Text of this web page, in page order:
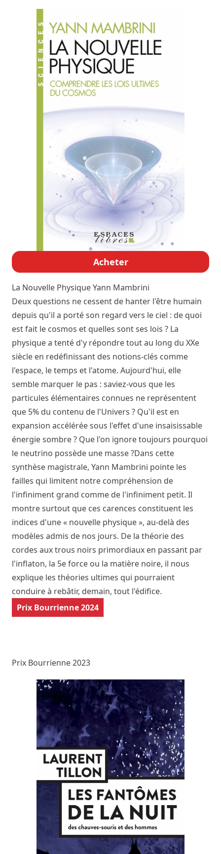
Acheter
La Nouvelle PhysiqueYann Mambrini
Deux questions ne cessent de hanter l'être humain
depuis qu'il a porté son regard vers le ciel : de quoi
est fait le cosmos et quelles sont ses lois ? La
physique a tenté d'y répondre tout au long du XXe
siècle en redéfinissant des notions-clés comme
l'espace, le temps et l'atome. Aujourd'hui, elle
semble marquer le pas : saviez-vous que les
particules élémentaires connues ne représentent
que 5% du contenu de l'Univers ? Qu'il est en
expansion accélérée sous l'effet d'une insaisissable
énergie sombre ? Que l'on ignore toujours pourquoi
le neutrino possède une masse ?Dans cette
synthèse magistrale, Yann Mambrini pointe les
failles qui limitent notre compréhension de
l'infiniment grand comme de l'infiniment petit. Il
montre surtout que ces carences constituent les
indices d'une « nouvelle physique », au-delà des
modèles admis de nos jours. De la théorie des
cordes aux trous noirs primordiaux en passant par
l'inflaton, la 5e force ou la matière noire, il nous
explique les théories ultimes qui pourraient
conduire à rebâtir, demain, tout l'édifice.
Prix Bourrienne 2024
Prix Bourrienne 2023